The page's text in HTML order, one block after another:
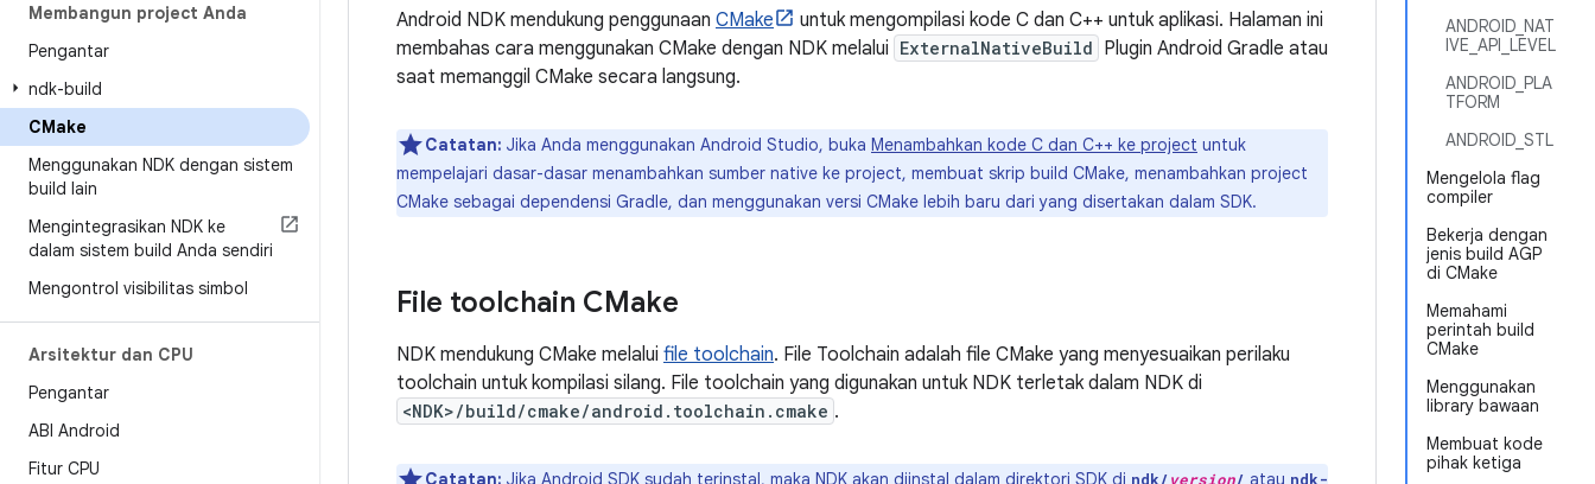
Membangun project Anda
Pengantar
ndk-build
CMake
Menggunakan NDK dengan sistem
build lain
Mengintegrasikan NDK ke
dalam sistem build Anda sendiri
Mengontrol visibilitas simbol
Arsitektur dan CPU
Pengantar
ABI Android
Fitur CPU
ANDROID_NAT
IVE_API_LEVEL
ANDROID_PLA
TFORM
ANDROID_STL
Mengelola flag
compiler
Bekerja dengan
jenis build AGP
di CMake
Memahami
perintah build
CMake
Menggunakan
library bawaan
Membuat kode
pihak ketiga
Android NDK mendukung penggunaan CMake
untuk mengompilasi kode C dan C++ untuk aplikasi. Halaman ini
membahas cara menggunakan CMake dengan NDK melalui ExternalNativeBuild Plugin Android Gradle atau
saat memanggil CMake secara langsung.
Catatan: Jika Anda menggunakan Android Studio, buka Menambahkan kode C dan C++ ke project untuk
mempelajari dasar-dasar menambahkan sumber native ke project, membuat skrip build CMake, menambahkan project
CMake sebagai dependensi Gradle, dan menggunakan versi CMake lebih baru dari yang disertakan dalam SDK.
File toolchain CMake
NDK mendukung CMake melalui file toolchain. File Toolchain adalah file CMake yang menyesuaikan perilaku
toolchain untuk kompilasi silang. File toolchain yang digunakan untuk NDK terletak dalam NDK di
<NDK>/build/cmake/android.toolchain.cmake .
Catatan: Jika Android SDK sudah terinstal, maka NDK akan diinstal dalam direktori SDK di ndk/version/ atau ndk-